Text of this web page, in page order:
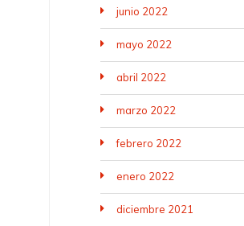
junio 2022
mayo 2022
abril 2022
marzo 2022
febrero 2022
enero 2022
diciembre 2021